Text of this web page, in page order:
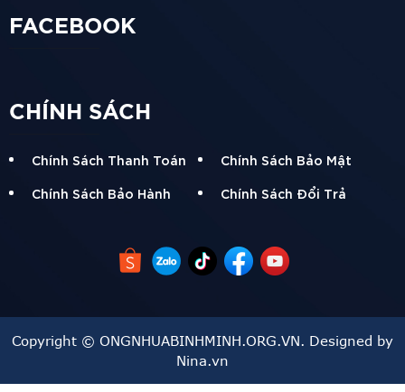
FACEBOOK
CHÍNH SÁCH
Chính Sách Thanh Toán
Chính Sách Bảo Mật
Chính Sách Bảo Hành
Chính Sách Đổi Trả
Copyright © ONGNHUABINHMINH.ORG.VN. Designed by
Nina.vn